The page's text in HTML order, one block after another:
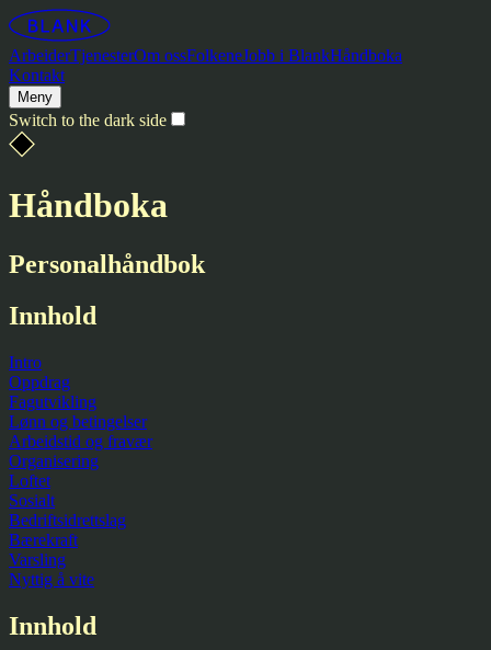
ArbeiderTjenesterOm ossFolkeneJobb i BlankHåndboka
Kontakt
Meny
Switch to the dark side
Håndboka
Personal­håndbok
Innhold
Intro
Oppdrag
Fagutvikling
Lønn og betingelser
Arbeidstid og fravær
Organisering
Loftet
Sosialt
Bedriftsidrettslag
Bærekraft
Varsling
Nyttig å vite
Innhold